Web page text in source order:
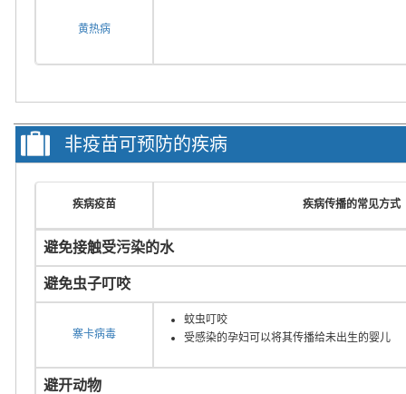
黄热病
非疫苗可预防的疾病
疾病疫苗 疾病传播的常见方式
避免接触受污染的水
避免虫子叮咬
寨卡病毒
蚊虫叮咬
受感染的孕妇可以将其传播给未出生的婴儿
避开动物